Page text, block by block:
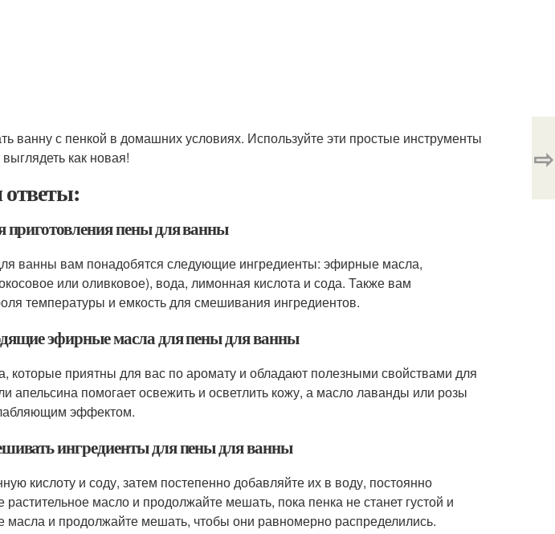
ванну с пенкой в домашних условиях. Используйте эти простые инструменты
как новая!
приготовления пены для ванны
ванны вам понадобятся следующие ингредиенты: эфирные масла,
или оливковое), вода, лимонная кислота и сода. Также вам
температуры и емкость для смешивания ингредиентов.
эфирные масла для пены для ванны
приятны для вас по аромату и обладают полезными свойствами для
апельсина помогает освежить и осветлить кожу, а масло лаванды или розы
эффектом.
ингредиенты для пены для ванны
кислоту и соду, затем постепенно добавляйте их в воду, постоянно
масло и продолжайте мешать, пока пенка не станет густой и
масла и продолжайте мешать, чтобы они равномерно распределились.
⇨